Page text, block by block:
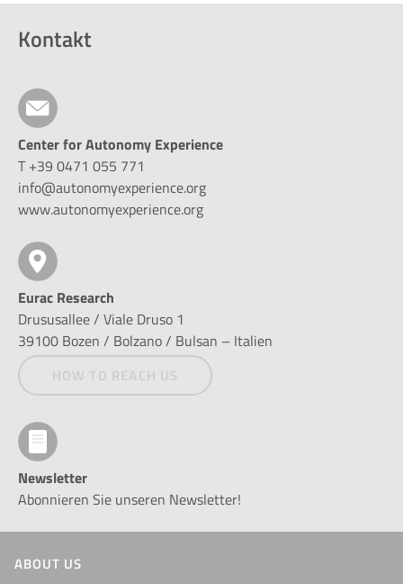
Kontakt
Center for Autonomy Experience
T +39 0471 055 771
info@autonomyexperience.org
www.autonomyexperience.org
Eurac Research
Drususallee / Viale Druso 1
39100 Bozen / Bolzano / Bulsan – Italien
HOW TO REACH US
Newsletter
Abonnieren Sie unseren Newsletter!
ABOUT US